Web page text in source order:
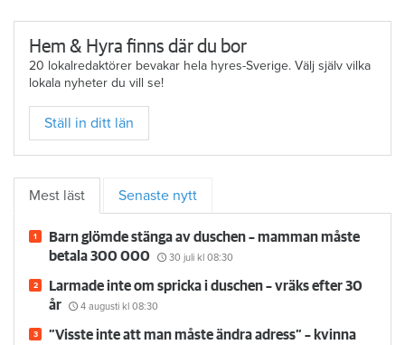
Hem & Hyra finns där du bor
20 lokalredaktörer bevakar hela hyres-Sverige. Välj själv vilka
lokala nyheter du vill se!
Ställ in ditt län
Mest läst Senaste nytt
Barn glömde stänga av duschen – mamman måste
betala 300 000
30 juli kl 08:30
Larmade inte om spricka i duschen – vräks efter 30
år
4 augusti kl 08:30
”Visste inte att man måste ändra adress” – kvinna